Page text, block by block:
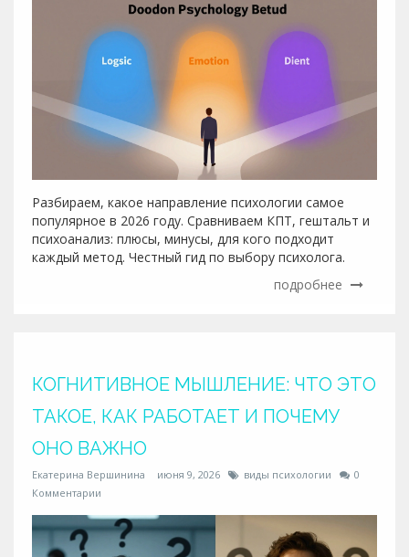
Разбираем, какое направление психологии самое
популярное в 2026 году. Сравниваем КПТ, гештальт и
психоанализ: плюсы, минусы, для кого подходит
каждый метод. Честный гид по выбору психолога.
подробнее
КОГНИТИВНОЕ МЫШЛЕНИЕ: ЧТО ЭТО
ТАКОЕ, КАК РАБОТАЕТ И ПОЧЕМУ
ОНО ВАЖНО
Екатерина Вершинина июня 9, 2026 виды психологии
0
Комментарии